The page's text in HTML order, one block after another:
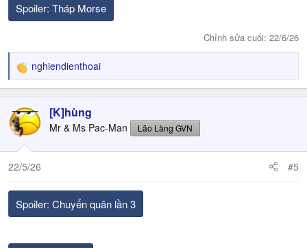
Spoiler: Tháp Morse
Chỉnh sửa cuối: 22/6/26
R
e
c
t
i
o
n
s
:
nghiendienthoai
[K]hùng
Mr & Ms Pac-Man Lão Làng GVN
22/5/26 #5
Spoiler: Chuyển quân lần 3